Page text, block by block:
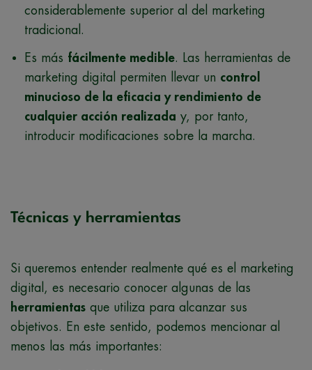
considerablemente superior al del marketing
tradicional.
Es más fácilmente medible. Las herramientas de
marketing digital permiten llevar un control
minucioso de la eficacia y rendimiento de
cualquier acción realizada y, por tanto,
introducir modificaciones sobre la marcha.
Técnicas y herramientas
Si queremos entender realmente qué es el marketing
digital, es necesario conocer algunas de las
herramientas que utiliza para alcanzar sus
objetivos. En este sentido, podemos mencionar al
menos las más importantes: